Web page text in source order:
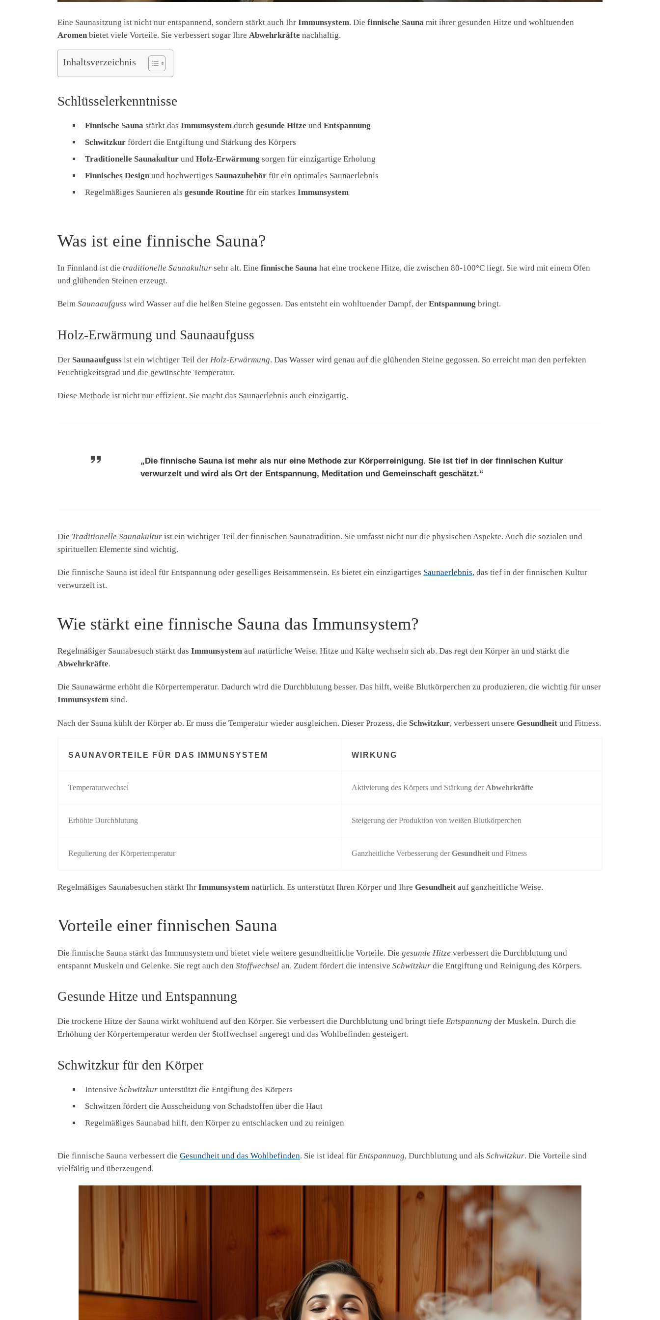
Eine Saunasitzung ist nicht nur entspannend, sondern stärkt auch Ihr Immunsystem. Die finnische Sauna mit ihrer gesunden Hitze und wohltuenden
Aromen bietet viele Vorteile. Sie verbessert sogar Ihre Abwehrkräfte nachhaltig.
Inhaltsverzeichnis
Schlüsselerkenntnisse
Finnische Sauna stärkt das Immunsystem durch gesunde Hitze und Entspannung
Schwitzkur fördert die Entgiftung und Stärkung des Körpers
Traditionelle Saunakultur und Holz-Erwärmung sorgen für einzigartige Erholung
Finnisches Design und hochwertiges Saunazubehör für ein optimales Saunaerlebnis
Regelmäßiges Saunieren als gesunde Routine für ein starkes Immunsystem
Was ist eine finnische Sauna?
In Finnland ist die traditionelle Saunakultur sehr alt. Eine finnische Sauna hat eine trockene Hitze, die zwischen 80-100°C liegt. Sie wird mit einem Ofen
und glühenden Steinen erzeugt.
Beim Saunaaufguss wird Wasser auf die heißen Steine gegossen. Das entsteht ein wohltuender Dampf, der Entspannung bringt.
Holz-Erwärmung und Saunaaufguss
Der Saunaaufguss ist ein wichtiger Teil der Holz-Erwärmung. Das Wasser wird genau auf die glühenden Steine gegossen. So erreicht man den perfekten
Feuchtigkeitsgrad und die gewünschte Temperatur.
Diese Methode ist nicht nur effizient. Sie macht das Saunaerlebnis auch einzigartig.
„Die finnische Sauna ist mehr als nur eine Methode zur Körperreinigung. Sie ist tief in der finnischen Kultur
verwurzelt und wird als Ort der Entspannung, Meditation und Gemeinschaft geschätzt.“
Die Traditionelle Saunakultur ist ein wichtiger Teil der finnischen Saunatradition. Sie umfasst nicht nur die physischen Aspekte. Auch die sozialen und
spirituellen Elemente sind wichtig.
Die finnische Sauna ist ideal für Entspannung oder geselliges Beisammensein. Es bietet ein einzigartiges Saunaerlebnis, das tief in der finnischen Kultur
verwurzelt ist.
Wie stärkt eine finnische Sauna das Immunsystem?
Regelmäßiger Saunabesuch stärkt das Immunsystem auf natürliche Weise. Hitze und Kälte wechseln sich ab. Das regt den Körper an und stärkt die
Abwehrkräfte.
Die Saunawärme erhöht die Körpertemperatur. Dadurch wird die Durchblutung besser. Das hilft, weiße Blutkörperchen zu produzieren, die wichtig für unser
Immunsystem sind.
Nach der Sauna kühlt der Körper ab. Er muss die Temperatur wieder ausgleichen. Dieser Prozess, die Schwitzkur, verbessert unsere Gesundheit und Fitness.
SAUNAVORTEILE FÜR DAS IMMUNSYSTEM WIRKUNG
Temperaturwechsel Aktivierung des Körpers und Stärkung der Abwehrkräfte
Erhöhte Durchblutung Steigerung der Produktion von weißen Blutkörperchen
Regulierung der Körpertemperatur Ganzheitliche Verbesserung derGesundheit und Fitness
Regelmäßiges Saunabesuchen stärkt Ihr Immunsystem natürlich. Es unterstützt Ihren Körper und Ihre Gesundheit auf ganzheitliche Weise.
Vorteile einer finnischen Sauna
Die finnische Sauna stärkt das Immunsystem und bietet viele weitere gesundheitliche Vorteile. Die gesunde Hitze verbessert die Durchblutung und
entspannt Muskeln und Gelenke. Sie regt auch den Stoffwechsel an. Zudem fördert die intensive Schwitzkur die Entgiftung und Reinigung des Körpers.
Gesunde Hitze und Entspannung
Die trockene Hitze der Sauna wirkt wohltuend auf den Körper. Sie verbessert die Durchblutung und bringt tiefe Entspannung der Muskeln. Durch die
Erhöhung der Körpertemperatur werden der Stoffwechsel angeregt und das Wohlbefinden gesteigert.
Schwitzkur für den Körper
Intensive Schwitzkur unterstützt die Entgiftung des Körpers
Schwitzen fördert die Ausscheidung von Schadstoffen über die Haut
Regelmäßiges Saunabad hilft, den Körper zu entschlacken und zu reinigen
Die finnische Sauna verbessert die Gesundheit und das Wohlbefinden. Sie ist ideal für Entspannung, Durchblutung und als Schwitzkur. Die Vorteile sind
vielfältig und überzeugend.